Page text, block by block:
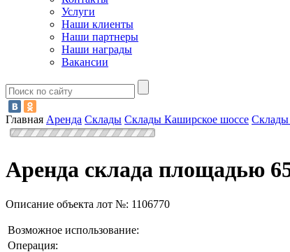
Услуги
Наши клиенты
Наши партнеры
Наши награды
Вакансии
Главная Аренда Склады Склады Каширское шоссе
Аренда склада площадью
Описание объекта лот №: 1106770
Возможное использование:
Операция: